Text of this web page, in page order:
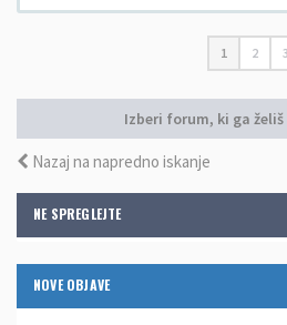
NE SPREGLEJTE
NOVE OBJAVE
1 2 3
Izberi forum, ki ga
Nazaj na napredno iskanje